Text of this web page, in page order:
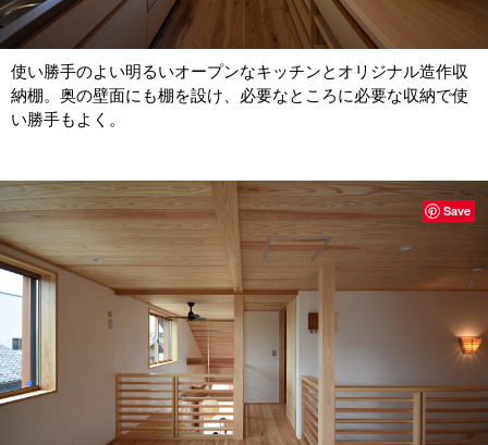
使い勝手のよい明るいオープンなキッチンとオリジナル造作収
納棚。奥の壁面にも棚を設け、必要なところに必要な収納で使
い勝手もよく。
Save